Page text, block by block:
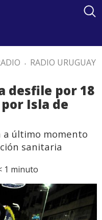
. RADIO URUGUAY
desfile por 18
Isla de
a último momento
sanitaria
1 minuto